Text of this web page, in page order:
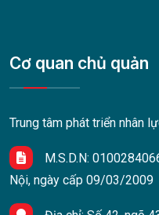
Cơ quan chủ quản
Trung tâm phát triển nhân
M.S.D.N:
Nội, ngày cấp 09/03/2009